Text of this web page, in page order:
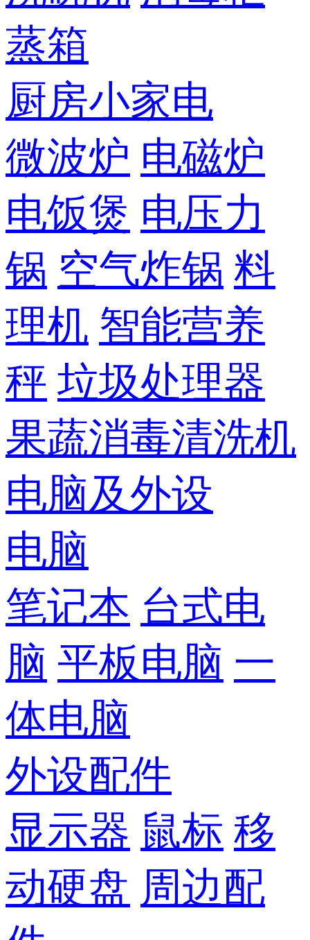
蒸箱
厨房小家电
微波炉 电磁炉
电饭煲 电压力
锅 空气炸锅 料
理机 智能营养
秤 垃圾处理器
果蔬消毒清洗机
电脑及外设
电脑
笔记本 台式电
脑 平板电脑 一
体电脑
外设配件
显示器 鼠标 移
动硬盘 周边配